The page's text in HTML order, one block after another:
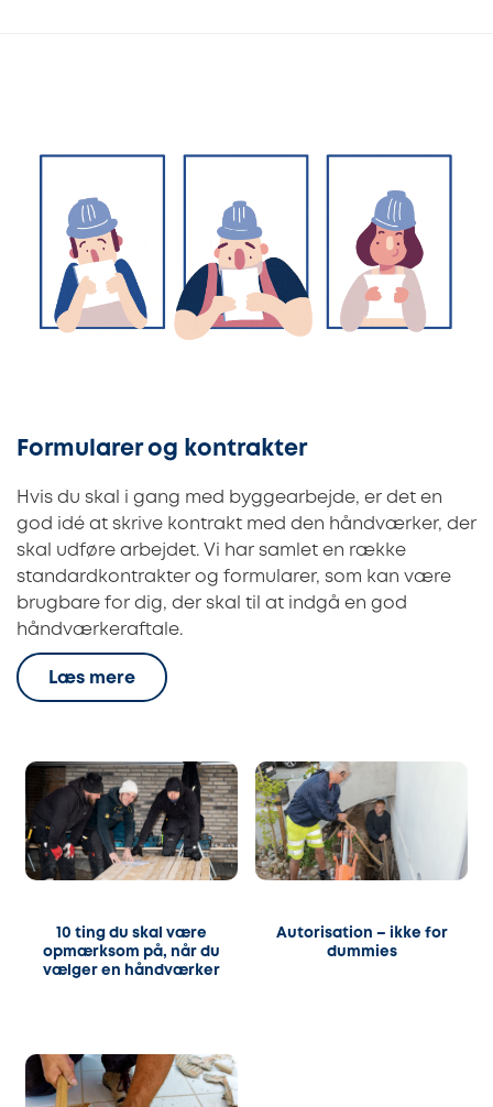
Formularer og kontrakter
Hvis du skal i gang med byggearbejde, er det en
god idé at skrive kontrakt med den håndværker, der
skal udføre arbejdet. Vi har samlet en række
standardkontrakter og formularer, som kan være
brugbare for dig, der skal til at indgå en god
håndværkeraftale.
Læs mere
10 ting du skal være
opmærksom på, når du
vælger en håndværker
Autorisation – ikke for
dummies